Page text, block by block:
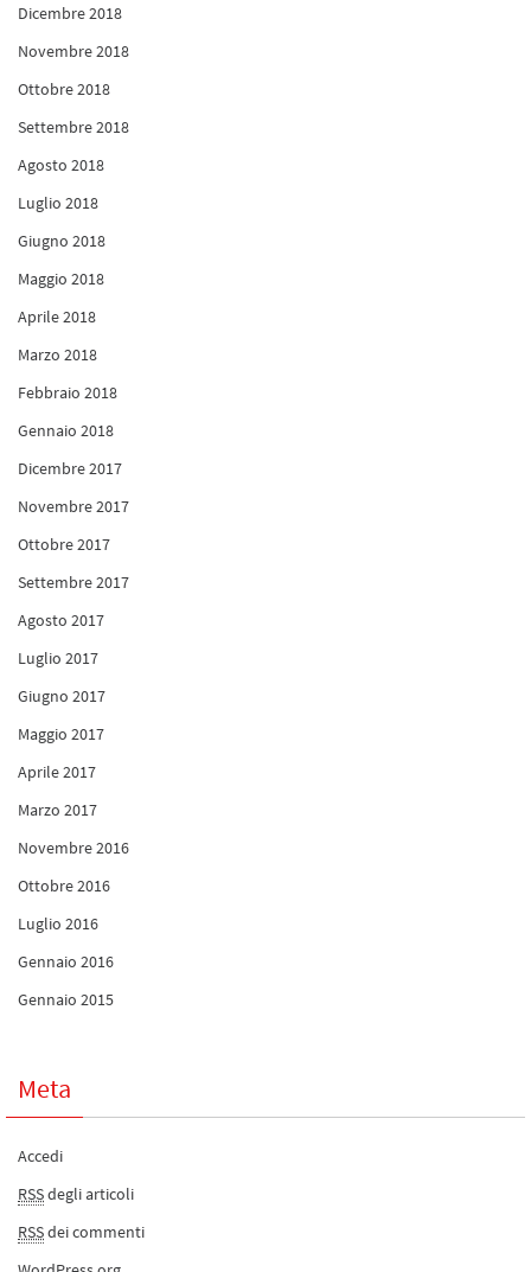
Dicembre 2018
Novembre 2018
Ottobre 2018
Settembre 2018
Agosto 2018
Luglio 2018
Giugno 2018
Maggio 2018
Aprile 2018
Marzo 2018
Febbraio 2018
Gennaio 2018
Dicembre 2017
Novembre 2017
Ottobre 2017
Settembre 2017
Agosto 2017
Luglio 2017
Giugno 2017
Maggio 2017
Aprile 2017
Marzo 2017
Novembre 2016
Ottobre 2016
Luglio 2016
Gennaio 2016
Gennaio 2015
Meta
Accedi
RSSdegli articoli
RSSdei commenti